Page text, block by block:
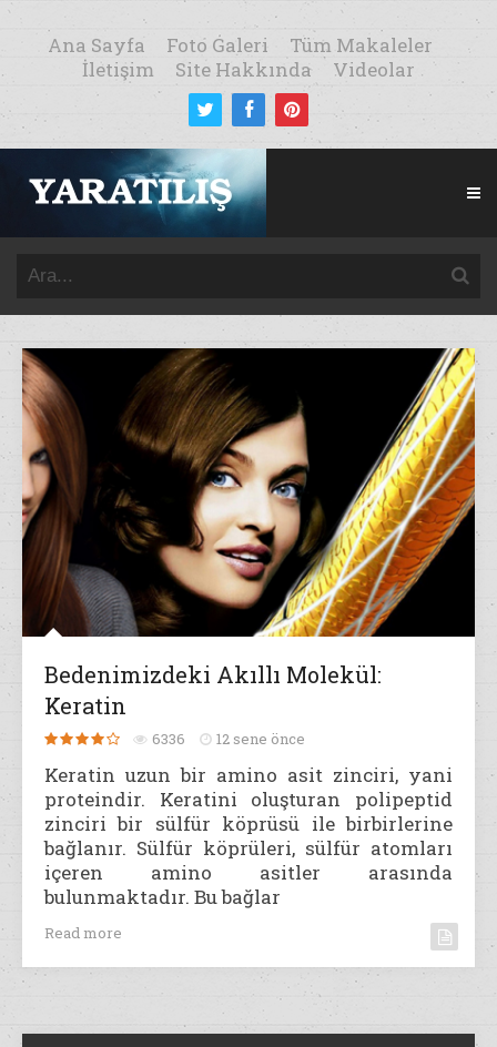
Ana Sayfa Foto Galeri
Tüm Makaleler
İletişim
Site Hakkında Videolar
Bedenimizdeki Akıllı Molekül:
Keratin
6336 12 sene önce
Keratin uzun bir amino asit zinciri, yani
proteindir. Keratini oluşturan polipeptid
zinciri bir sülfür köprüsü ile birbirlerine
bağlanır. Sülfür köprüleri, sülfür atomları
içeren amino asitler arasında
bulunmaktadır. Bu bağlar
Read more